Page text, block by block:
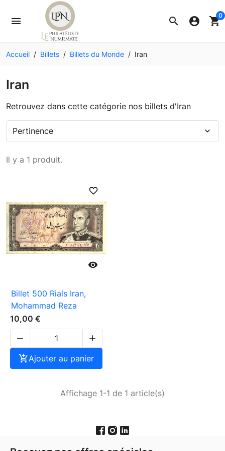
search
menu account_circle shopping_cart0
Accueil Billets Billets du Monde Iran
Iran
Retrouvez dans cette catégorie nos billets d'Iran
Il y a 1 produit.
Pertinence expand_more

favorite_border
Billet 500 Rials Iran,
Mohammad Reza
10,00 €


Ajouter au panier
Affichage 1-1 de 1 article(s)